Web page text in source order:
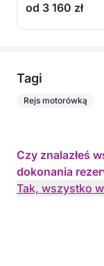
od 3 160 zł
Tagi
Rejs motorówką
Czy znalazłeś
dokonania
Tak, wszystko